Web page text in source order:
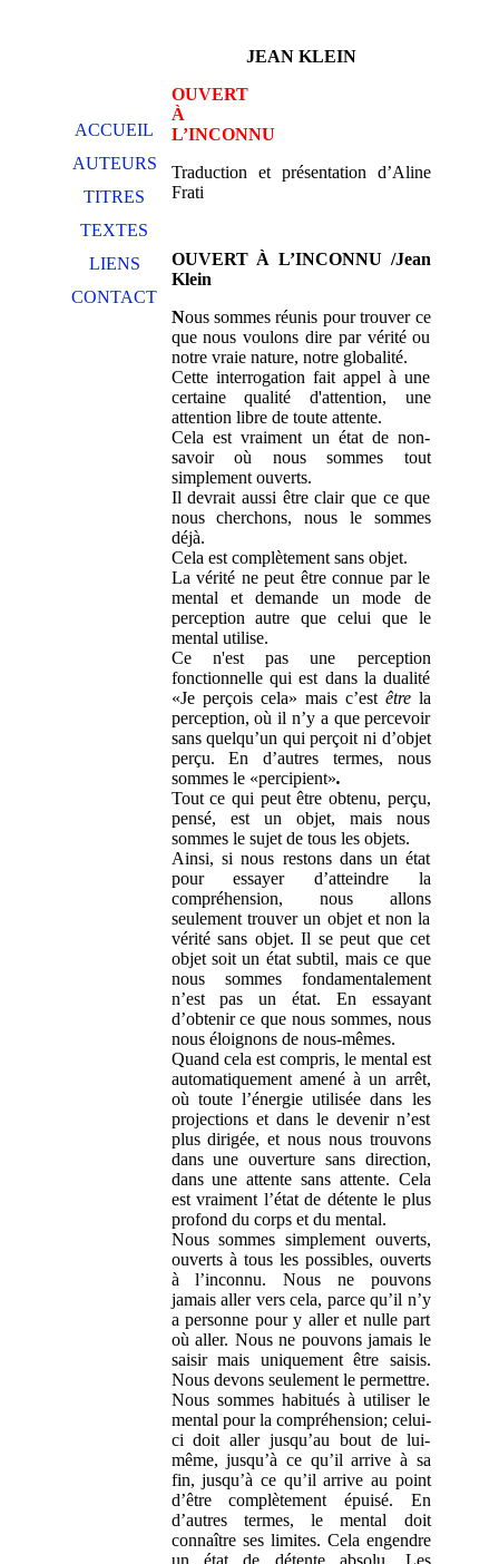
ACCUEIL
AUTEURS
TITRES
TEXTES
LIENS
CONTACT
JEAN KLEIN
OUVERT
À
L’INCONNU
Traduction et présentation d’Aline
Frati
OUVERT À L’INCONNU /Jean
Klein
Nous sommes réunis pour trouver ce
que nous voulons dire par vérité ou
notre vraie nature, notre globalité.
Cette interrogation fait appel à une
certaine qualité d'attention, une
attention libre de toute attente.
Cela est vraiment un état de non-
savoir où nous sommes tout
simplement ouverts.
Il devrait aussi être clair que ce que
nous cherchons, nous le sommes
déjà.
Cela est complètement sans objet.
La vérité ne peut être connue par le
mental et demande un mode de
perception autre que celui que le
mental utilise.
Ce n'est pas une perception
fonctionnelle qui est dans la dualité
«Je perçois cela» mais c’est êtrela
perception, où il n’y a que percevoir
sans quelqu’un qui perçoit ni d’objet
perçu. En d’autres termes, nous
sommes le «percipient».
Tout ce qui peut être obtenu, perçu,
pensé, est un objet, mais nous
sommes le sujet de tous les objets.
Ainsi, si nous restons dans un état
pour essayer d’atteindre la
compréhension, nous allons
seulement trouver un objet et non la
vérité sans objet. Il se peut que cet
objet soit un état subtil, mais ce que
nous sommes fondamentalement
n’est pas un état. En essayant
d’obtenir ce que nous sommes, nous
nous éloignons de nous-mêmes.
Quand cela est compris, le mental est
automatiquement amené à un arrêt,
où toute l’énergie utilisée dans les
projections et dans le devenir n’est
plus dirigée, et nous nous trouvons
dans une ouverture sans direction,
dans une attente sans attente. Cela
est vraiment l’état de détente le plus
profond du corps et du mental.
Nous sommes simplement ouverts,
ouverts à tous les possibles, ouverts
à l’inconnu. Nous ne pouvons
jamais aller vers cela, parce qu’il n’y
a personne pour y aller et nulle part
où aller. Nous ne pouvons jamais le
saisir mais uniquement être saisis.
Nous devons seulement le permettre.
Nous sommes habitués à utiliser le
mental pour la compréhension; celui-
ci doit aller jusqu’au bout de lui-
même, jusqu’à ce qu’il arrive à sa
fin, jusqu’à ce qu’il arrive au point
d’être complètement épuisé. En
d’autres termes, le mental doit
connaître ses limites. Cela engendre
un état de détente absolu. Les